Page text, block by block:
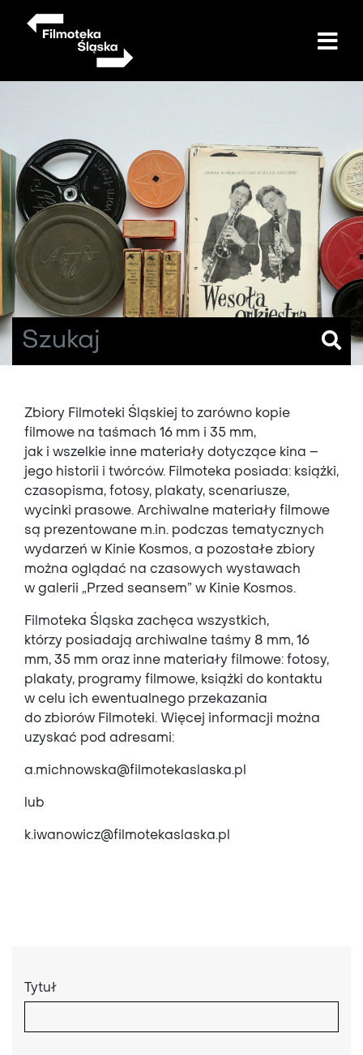
Zbiory Filmoteki Śląskiej to zarówno kopie
filmowe na taśmach 16 mm i 35 mm,
jak i wszelkie inne materiały dotyczące kina –
jego historii i twórców. Filmoteka posiada: książki,
czasopisma, fotosy, plakaty, scenariusze,
wycinki prasowe. Archiwalne materiały filmowe
są prezentowane m.in. podczas tematycznych
wydarzeń w Kinie Kosmos, a pozostałe zbiory
można oglądać na czasowych wystawach
w galerii „Przed seansem” w Kinie Kosmos.
Filmoteka Śląska zachęca wszystkich,
którzy posiadają archiwalne taśmy 8 mm, 16
mm, 35 mm oraz inne materiały filmowe: fotosy,
plakaty, programy filmowe, książki do kontaktu
w celu ich ewentualnego przekazania
do zbiorów Filmoteki. Więcej informacji można
uzyskać pod adresami:
a.michnowska@filmotekaslaska.pl
lub
k.iwanowicz@filmotekaslaska.pl
Tytuł